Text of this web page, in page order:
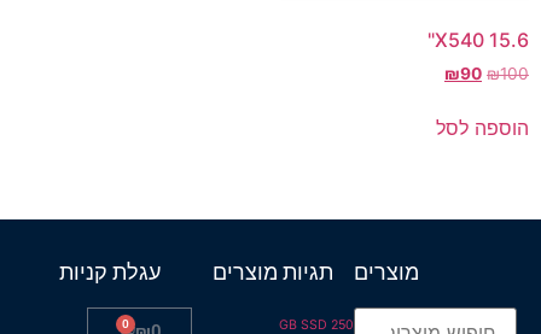
X540 15.6"
₪100
₪90
הוספה לסל
מוצרים תגיות מוצרים
250 GB SSD
עגלת קניות
0